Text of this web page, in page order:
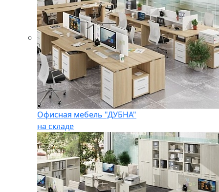
Офисная мебель "ДУБНА"
на складе